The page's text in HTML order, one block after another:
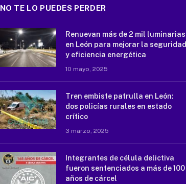
NO TE LO PUEDES PERDER
Renuevan más de 2 mil luminarias
en León para mejorar la seguridad
y eficiencia energética
10 mayo, 2025
Tren embiste patrulla en León:
dos policías rurales en estado
crítico
3 marzo, 2025
Integrantes de célula delictiva
fueron sentenciados a más de 100
años de cárcel